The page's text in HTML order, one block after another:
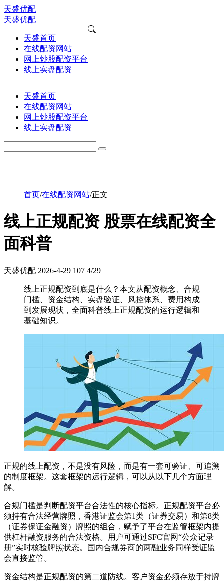
天盛优配
天盛优配
天盛首页
在线配资网站
网上炒股配资平台
线上实盘配资
天盛首页
在线配资网站
网上炒股配资平台
线上实盘配资
首页/在线配资网站/正文
线上正规配资 股票在线配资全
面科普
天盛优配 2026-4-29 107 4/29
线上正规配资到底是什么？本文从配资概念、合规
门槛、资金结构、实盘验证、风控体系、费用构成
到发展现状，全面科普线上正规配资的运行逻辑和
基础知识。
正规的线上配资，不是没有风险，而是有一套可验证、可追溯
的制度框架。这套框架的运行逻辑，可以从以下几个方面理
解。
合规门槛是判断配资平台合法性的核心指标。正规配资平台必
须持有合法经营牌照，香港证监会第1类（证券交易）和第8类
（证券保证金融资）牌照的组合，赋予了平台在监管框架内提
供杠杆融资服务的合法资格。用户可通过SFC官网“公众记录
册”实时核验牌照状态。国内合规券商的两融业务同样受证监
会直接监管。
资金结构是正规配资的第二道防线。客户资金必须存放于持牌